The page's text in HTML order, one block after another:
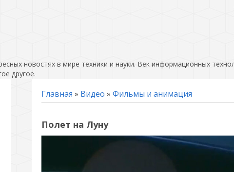
новостях в мире техники и науки. Век информационных
другое.
Главная » Видео » Фильмы и анимация
Полет на Луну